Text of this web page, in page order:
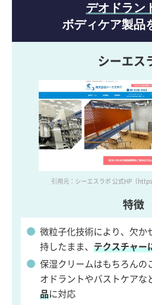
デオドラン
ボディケア製品
シーエス
引用元：シーエスラボ 公式HP （
特徴
微粒子化技術により、欠か
持したまま、 テクスチャー
保湿クリームはもちろんの
オドラントやバストケアな
品に対応